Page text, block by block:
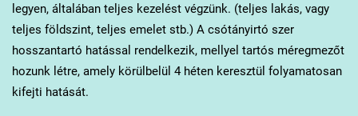
legyen, általában teljes kezelést végzünk. (teljes lakás, vagy
teljes földszint, teljes emelet stb.) A csótányirtó szer
hosszantartó hatással rendelkezik, mellyel tartós méregmezőt
hozunk létre, amely körülbelül 4 héten keresztül folyamatosan
kifejti hatását.